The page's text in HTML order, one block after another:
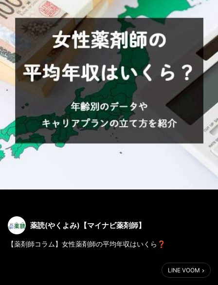
薬読(やくよみ)【マイナビ薬剤師】
【薬剤師コラム】女性薬剤師の平均年収はいくら❓
20代・30代・40代・50代の年齢別、都道府県別の平均年収や、
LINE VOOM